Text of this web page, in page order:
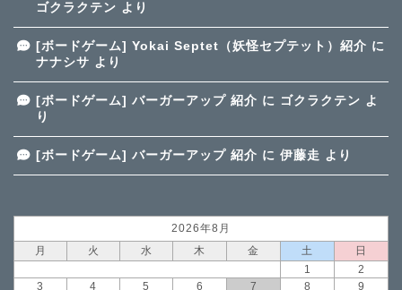
ゴクラクテン より
[ボードゲーム] Yokai Septet（妖怪セプテット）紹介 に
ナナシサ より
[ボードゲーム] バーガーアップ 紹介 に ゴクラクテン よ
り
[ボードゲーム] バーガーアップ 紹介 に 伊藤走 より
2026年8月
月
火 水 木 金 土
日
1
2
3
4 5 6 7 8 9